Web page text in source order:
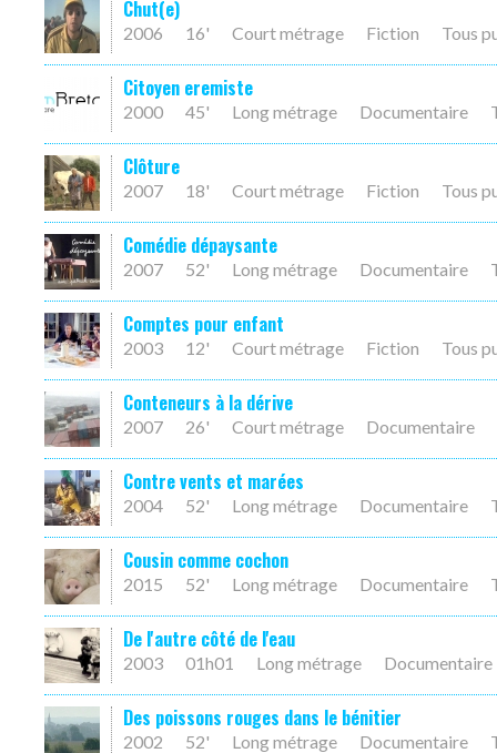
Chut(e)
2006 16' Court métrage Fiction Tous
Citoyen eremiste
2000 45' Long métrage Documentaire
Clôture
2007 18' Court métrage Fiction Tous
Comédie dépaysante
2007 52' Long métrage Documentaire
Comptes pour enfant
2003 12' Court métrage Fiction Tous
Conteneurs à la dérive
2007 26' Court métrage Documentaire
Contre vents et marées
2004 52' Long métrage Documentaire
Cousin comme cochon
2015 52' Long métrage Documentaire
De l'autre côté de l'eau
2003 01h01 Long métrage Documentaire
Des poissons rouges dans le bénitier
2002 52' Long métrage Documentaire